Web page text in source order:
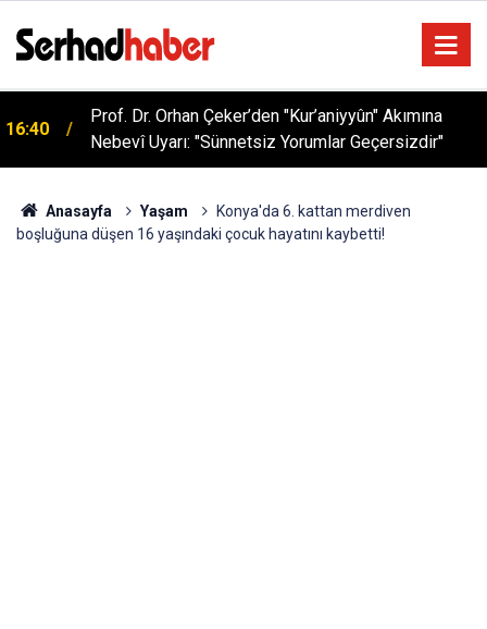
05:57
Sağlıklı Beslenmede Yeni Trend: Düşük Kalorili
Multi-Fiber İçecek Tozu
Anasayfa Yaşam
Konya'da 6. kattan merdiven
boşluğuna düşen 16 yaşındaki çocuk hayatını kaybetti!